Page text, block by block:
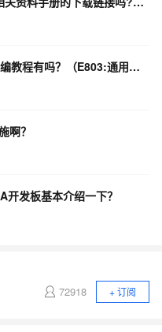
关于平头哥芯片，803的cskyv2的汇编教程有吗？（E803:通用寄存器的RTL层级）
啊？
发板基本介绍一下？
72918 + 订阅